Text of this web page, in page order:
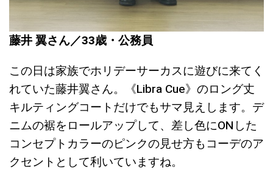
藤井 翼さん／33歳・公務員
この日は家族でホリデーサーカスに遊びに来てく
れていた藤井翼さん。《Libra Cue》のロング丈
キルティングコートだけでもサマ見えします。デ
ニムの裾をロールアップして、差し色にONした
コンセプトカラーのピンクの見せ方もコーデのア
クセントとして利いていますね。